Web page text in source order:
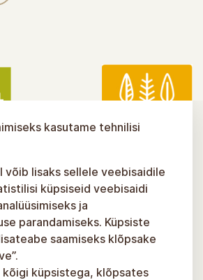
kasutame tehnilisi
võib lisaks sellele veebisaidile
küpsiseid veebisaidi
ja
parandamiseks. Küpsiste
saamiseks klõpsake
küpsistega, klõpsates